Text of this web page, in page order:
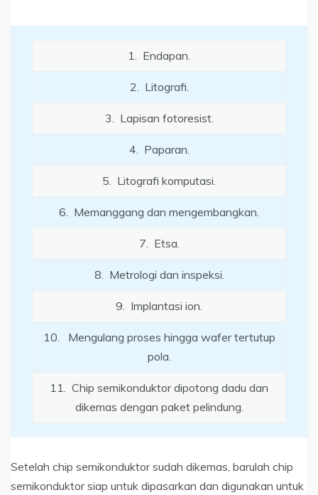
1. Endapan.
2. Litografi.
3. Lapisan fotoresist.
4. Paparan.
5. Litografi komputasi.
6. Memanggang dan mengembangkan.
7. Etsa.
8. Metrologi dan inspeksi.
9. Implantasi ion.
10. Mengulang proses hingga wafer tertutup
pola.
11. Chip semikonduktor dipotong dadu dan
dikemas dengan paket pelindung.
Setelah chip semikonduktor sudah dikemas, barulah chip
semikonduktor siap untuk dipasarkan dan digunakan untuk